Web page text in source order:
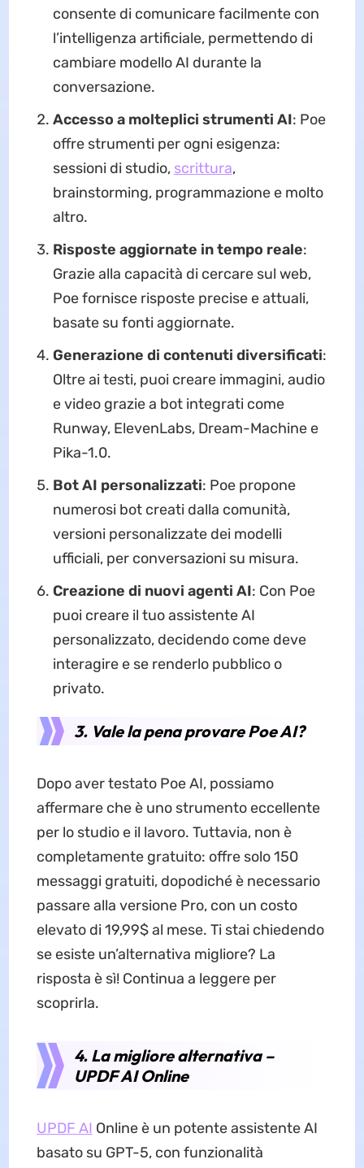
consente di comunicare facilmente con
l’intelligenza artificiale, permettendo di
cambiare modello AI durante la
conversazione.
Accesso a molteplici strumenti AI: Poe
offre strumenti per ogni esigenza:
sessioni di studio, scrittura,
brainstorming, programmazione e molto
altro.
Risposte aggiornate in tempo reale:
Grazie alla capacità di cercare sul web,
Poe fornisce risposte precise e attuali,
basate su fonti aggiornate.
Generazione di contenuti diversificati:
Oltre ai testi, puoi creare immagini, audio
e video grazie a bot integrati come
Runway, ElevenLabs, Dream-Machine e
Pika-1.0.
Bot AI personalizzati: Poe propone
numerosi bot creati dalla comunità,
versioni personalizzate dei modelli
ufficiali, per conversazioni su misura.
Creazione di nuovi agenti AI: Con Poe
puoi creare il tuo assistente AI
personalizzato, decidendo come deve
interagire e se renderlo pubblico o
privato.
3. Vale la pena provare Poe AI?
Dopo aver testato Poe AI, possiamo
affermare che è uno strumento eccellente
per lo studio e il lavoro. Tuttavia, non è
completamente gratuito: offre solo 150
messaggi gratuiti, dopodiché è necessario
passare alla versione Pro, con un costo
elevato di 19,99$ al mese. Ti stai chiedendo
se esiste un’alternativa migliore? La
risposta è sì! Continua a leggere per
scoprirla.
4. La migliore alternativa –
UPDF AI Online
UPDF AI Online è un potente assistente AI
basato su GPT-5, con funzionalità